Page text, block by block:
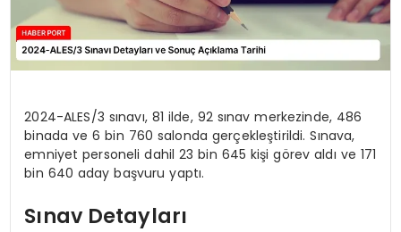
2024-ALES/3 sınavı, 81 ilde, 92 sınav merkezinde, 486
binada ve 6 bin 760 salonda gerçekleştirildi. Sınava,
emniyet personeli dahil 23 bin 645 kişi görev aldı ve 171
bin 640 aday başvuru yaptı.
Sınav Detayları